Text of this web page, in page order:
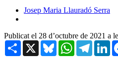
Josep Maria Llauradó Serra
Publicat el 28 d’octubre de 2021 a
Share X BlueskyWhatsApp